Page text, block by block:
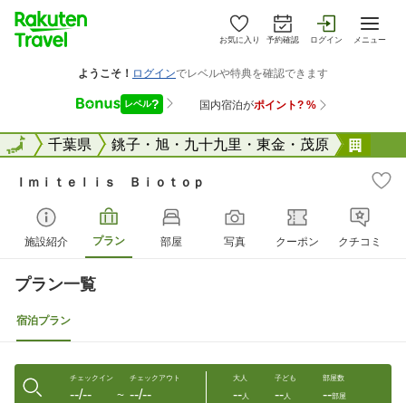
お気に入り 予約確認 ログイン メニュー
全国千葉県 銚子・旭・九十九里・東金・茂原
全国
Ｉｍｉｔｅｌｉｓ Ｂｉｏｔｏｐ
施設紹介 プラン 部屋 写真 クーポン クチコミ
プラン一覧
宿泊プラン
チェックイン
--/-- 〜
チェックアウト
--/--
大人
--人
子ども
--人
部屋数
--部屋